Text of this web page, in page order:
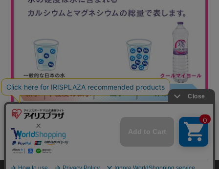
在庫切れ mail_outline入荷したらメールでお知らせ